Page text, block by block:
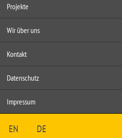
Projekte
Wir über uns
Kontakt
Datenschutz
Impressum
EN DE